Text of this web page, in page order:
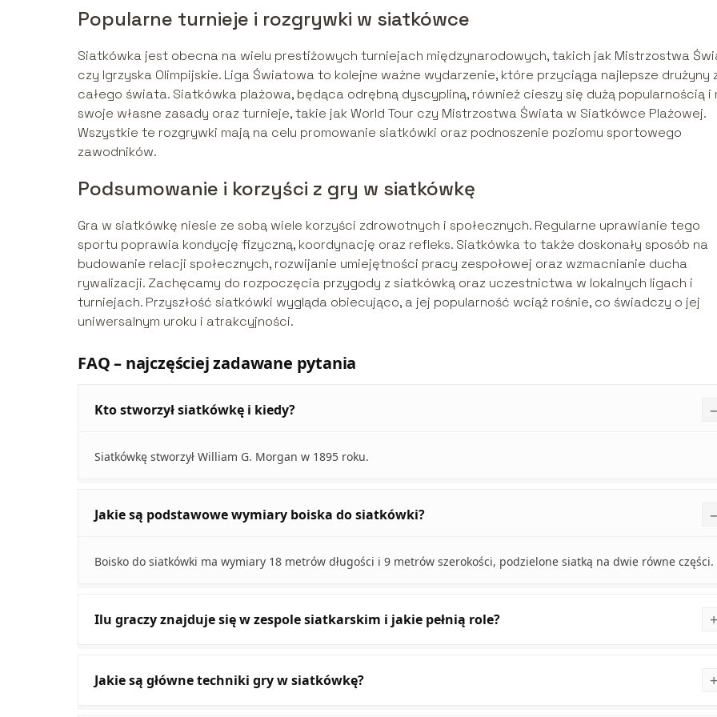
Popularne turnieje i rozgrywki w siatkówce
Siatkówka jest obecna na wielu prestiżowych turniejach międzynarodowych, takich jak Mistrzostwa
czy Igrzyska Olimpijskie. Liga Światowa to kolejne ważne wydarzenie, które przyciąga najlepsze drużyny
całego świata. Siatkówka plażowa, będąca odrębną dyscypliną, również cieszy się dużą popularnością i
swoje własne zasady oraz turnieje, takie jak World Tour czy Mistrzostwa Świata w Siatkówce Plażowej.
Wszystkie te rozgrywki mają na celu promowanie siatkówki oraz podnoszenie poziomu sportowego
zawodników.
Podsumowanie i korzyści z gry w siatkówkę
Gra w siatkówkę niesie ze sobą wiele korzyści zdrowotnych i społecznych. Regularne uprawianie tego
sportu poprawia kondycję fizyczną, koordynację oraz refleks. Siatkówka to także doskonały sposób na
budowanie relacji społecznych, rozwijanie umiejętności pracy zespołowej oraz wzmacnianie ducha
rywalizacji. Zachęcamy do rozpoczęcia przygody z siatkówką oraz uczestnictwa w lokalnych ligach i
turniejach. Przyszłość siatkówki wygląda obiecująco, a jej popularność wciąż rośnie, co świadczy o jej
uniwersalnym uroku i atrakcyjności.
FAQ – najczęściej zadawane pytania
Kto stworzył siatkówkę i kiedy?
Siatkówkę stworzył William G. Morgan w 1895 roku.
Jakie są podstawowe wymiary boiska do siatkówki?
Boisko do siatkówki ma wymiary 18 metrów długości i 9 metrów szerokości, podzielone siatką na dwie równe części.
Ilu graczy znajduje się w zespole siatkarskim i jakie pełnią role?
Jakie są główne techniki gry w siatkówkę?